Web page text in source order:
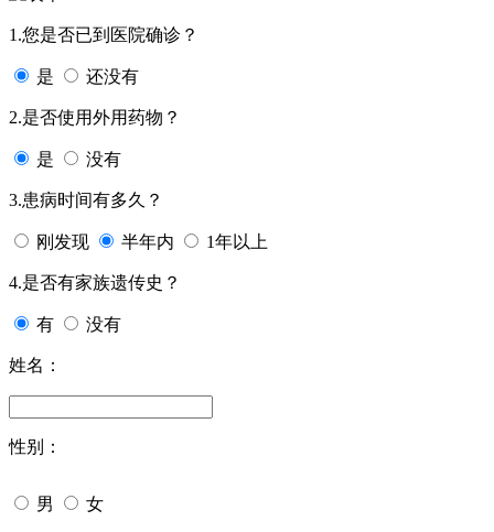
1.您是否已到医院确诊？
是 还没有
2.是否使用外用药物？
是 没有
3.患病时间有多久？
刚发现 半年内 1年以上
4.是否有家族遗传史？
有 没有
姓名：
性别：
男 女